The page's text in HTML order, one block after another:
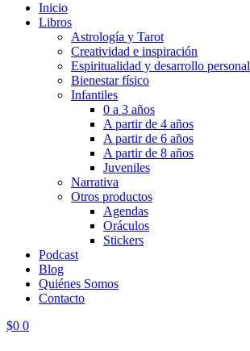
Inicio
Libros
Astrología y Tarot
Creatividad e inspiración
Espiritualidad y desarrollo personal
Bienestar físico
Infantiles
0 a 3 años
A partir de 4 años
A partir de 6 años
A partir de 8 años
Juveniles
Narrativa
Otros productos
Agendas
Oráculos
Stickers
Podcast
Blog
Quiénes Somos
Contacto
$0 0